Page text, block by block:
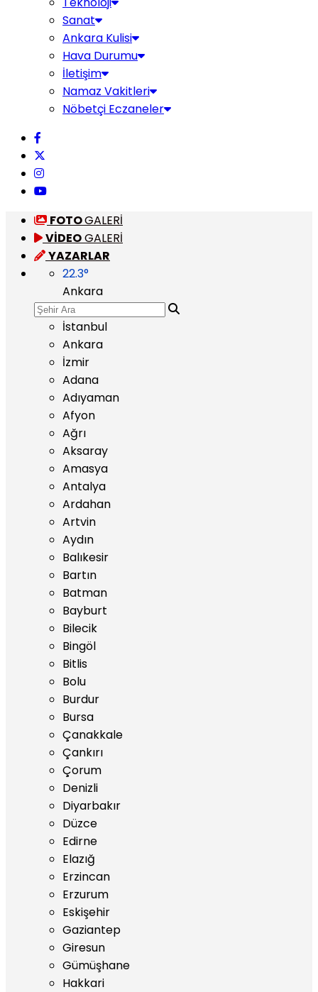
Sanat
Ankara Kulisi
Hava Durumu
İletişim
Namaz Vakitleri
Nöbetçi Eczaneler
FOTOGALERİ
VİDEOGALERİ
YAZARLAR
22.3°
Ankara
İstanbul
Ankara
İzmir
Adana
Adıyaman
Afyon
Ağrı
Aksaray
Amasya
Antalya
Ardahan
Artvin
Aydın
Balıkesir
Bartın
Batman
Bayburt
Bilecik
Bingöl
Bitlis
Bolu
Burdur
Bursa
Çanakkale
Çankırı
Çorum
Denizli
Diyarbakır
Düzce
Edirne
Elazığ
Erzincan
Erzurum
Eskişehir
Gaziantep
Giresun
Gümüşhane
Hakkari